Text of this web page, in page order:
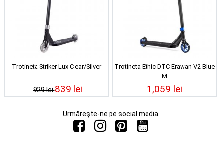
Trotineta Striker Lux Clear/Silver
929 lei839 lei
Trotineta Ethic DTC Erawan V2 Blue
M
1,059 lei
Urmărește-ne pe social media